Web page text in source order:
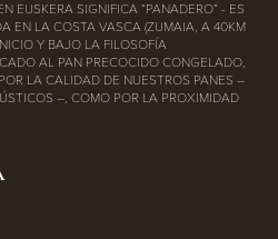
EUSKERA SIGNIFICA “PANADERO” - ES
EN LA COSTA VASCA (ZUMAIA, A 40KM
Y BAJO LA FILOSOFÍA
AL PAN PRECOCIDO CONGELADO,
LA CALIDAD DE NUESTROS PANES –
–, COMO POR LA PROXIMIDAD